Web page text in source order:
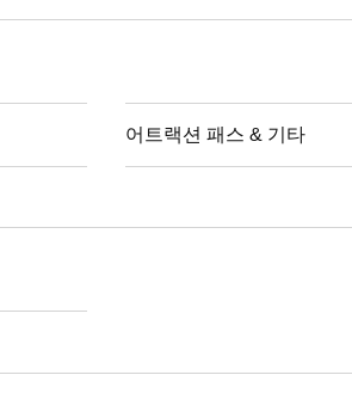
어트랙션 패스 & 기타